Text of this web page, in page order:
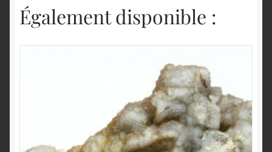
Également disponible :